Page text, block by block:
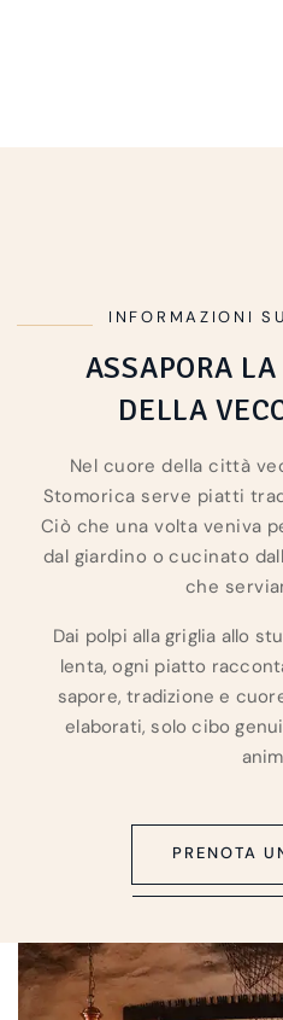
INFORMAZIONI
ASSAPORA
DELLA
Nel cuore della città
Stomorica serve piatti
Ciò che una volta veniva
dal giardino o cucinato
che
Dai polpi alla griglia allo
lenta, ogni piatto
sapore, tradizione e
elaborati, solo cibo
PRENOTA